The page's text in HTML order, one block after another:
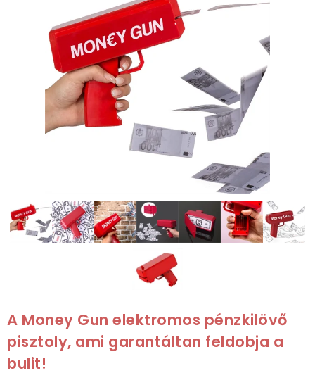
A Money Gun elektromos pénzkilövő
pisztoly, ami garantáltan feldobja a
bulit!